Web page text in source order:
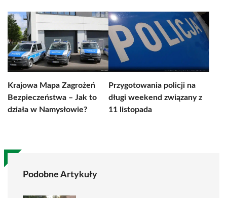
Krajowa Mapa Zagrożeń
Bezpieczeństwa – Jak to
działa w Namysłowie?
Przygotowania policji na
długi weekend związany z
11 listopada
Podobne Artykuły